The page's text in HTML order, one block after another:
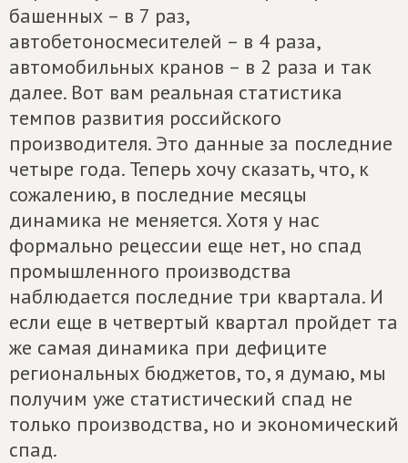
башенных – в 7 раз,
автобетоносмесителей – в 4 раза,
автомобильных кранов – в 2 раза и так
далее. Вот вам реальная статистика
темпов развития российского
производителя. Это данные за последние
четыре года. Теперь хочу сказать, что, к
сожалению, в последние месяцы
динамика не меняется. Хотя у нас
формально рецессии еще нет, но спад
промышленного производства
наблюдается последние три квартала. И
если еще в четвертый квартал пройдет та
же самая динамика при дефиците
региональных бюджетов, то, я думаю, мы
получим уже статистический спад не
только производства, но и экономический
спад.